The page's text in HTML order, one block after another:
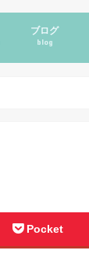
ブログ
blog
Pocket